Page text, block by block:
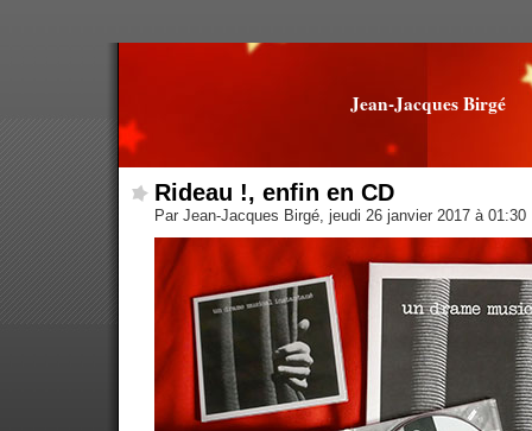
Jean-Jacques Birgé
Rideau !, enfin en CD
Par Jean-Jacques Birgé, jeudi 26 janvier 2017 à 01:30